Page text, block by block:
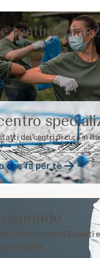
dei centri di cura in
che fa per te
Scrivi ai nostri Esperti
possibile.